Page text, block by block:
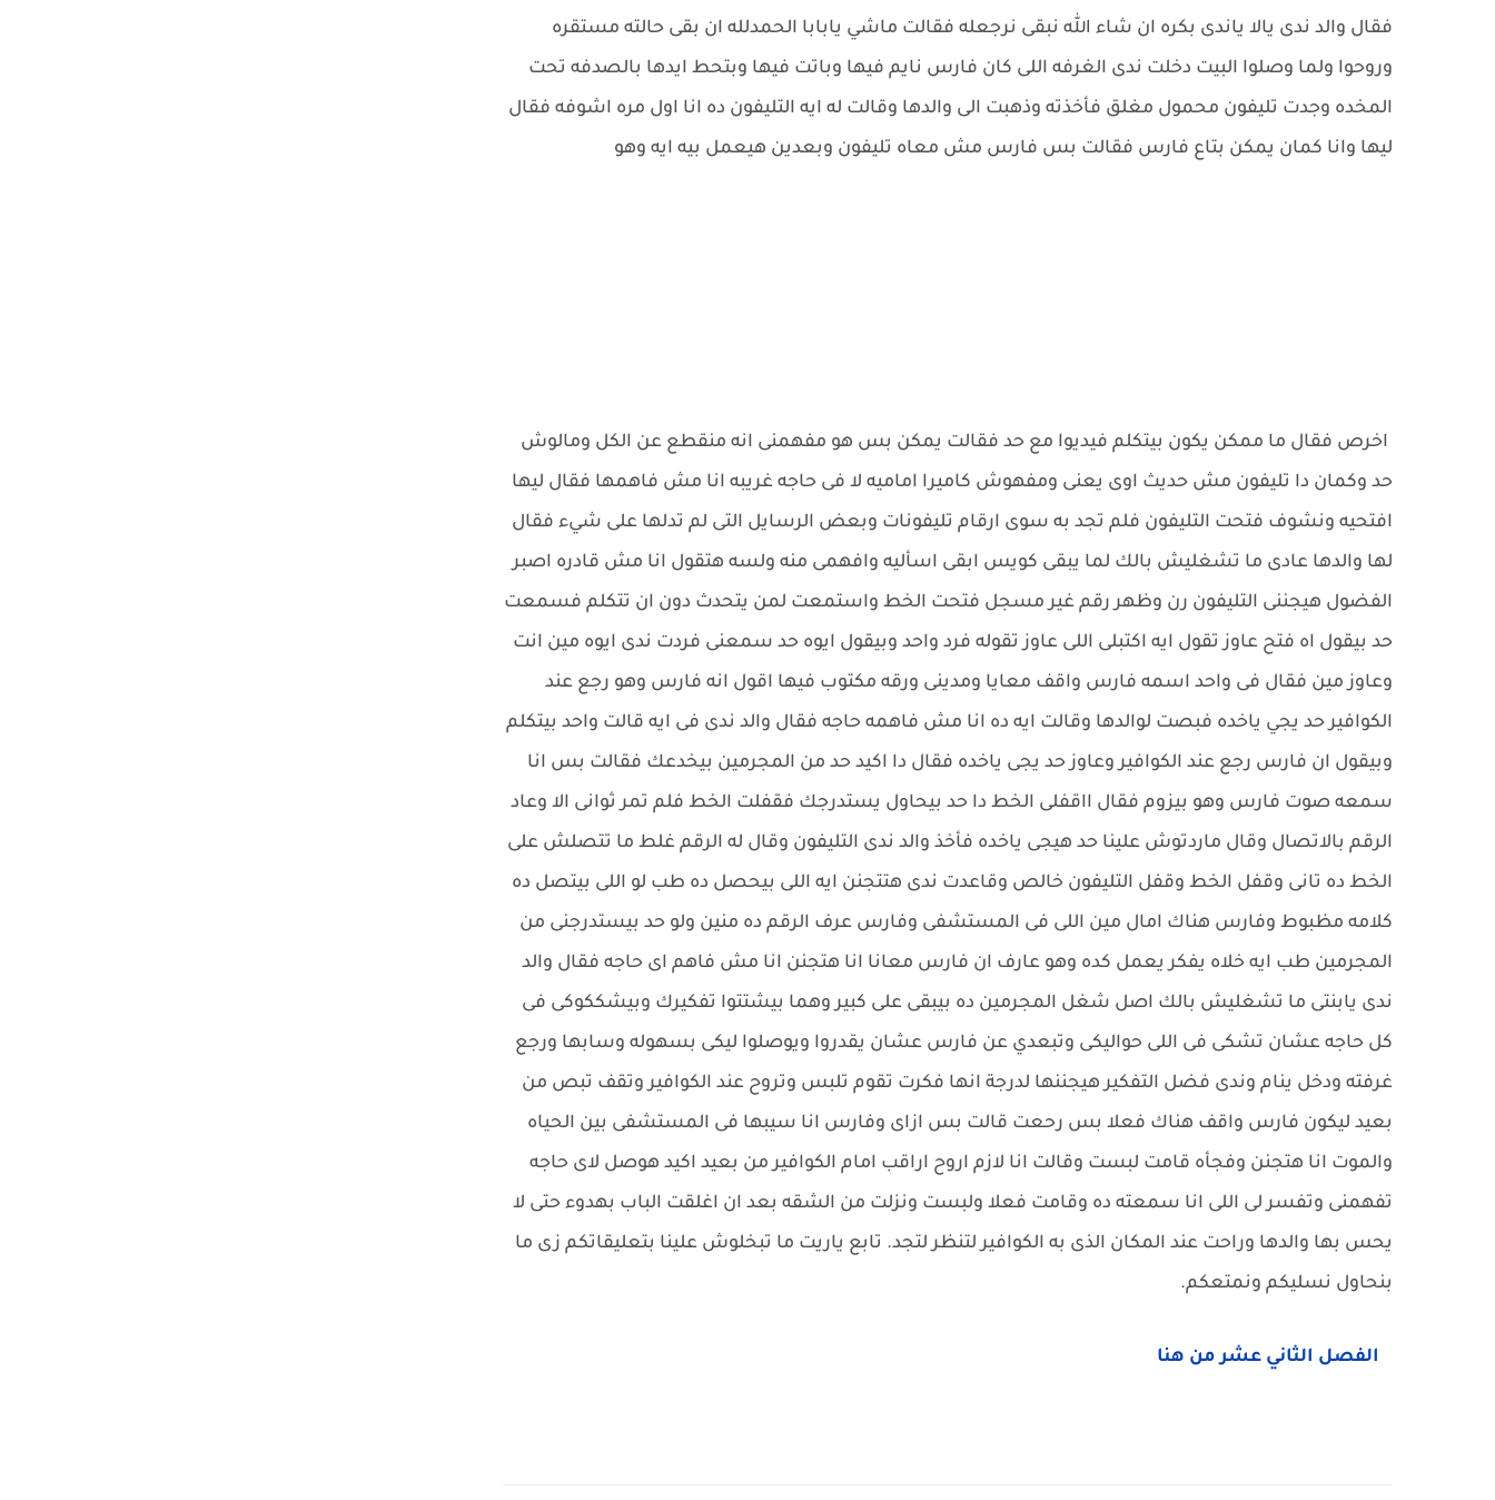
فقال والد ندى يالا ياندى بكره ان شاء الله نبقى نرجعله فقالت ماشي يابابا الحمدلله ان بقى حالته مستقره
وروحوا ولما وصلوا البيت دخلت ندى الغرفه اللى كان فارس نايم فيها وباتت فيها وبتحط ايدها بالصدفه تحت
المخده وجدت تليفون محمول مغلق فأخذته وذهبت الى والدها وقالت له ايه التليفون ده انا اول مره اشوفه فقال
ليها وانا كمان يمكن بتاع فارس فقالت بس فارس مش معاه تليفون وبعدين هيعمل بيه ايه وهو
اخرص فقال ما ممكن يكون بيتكلم فيديوا مع حد فقالت يمكن بس هو مفهمنى انه منقطع عن الكل ومالوش
حد وكمان دا تليفون مش حديث اوى يعنى ومفهوش كاميرا اماميه لا فى حاجه غريبه انا مش فاهمها فقال ليها
افتحيه ونشوف فتحت التليفون فلم تجد به سوى ارقام تليفونات وبعض الرسايل التى لم تدلها على شيء فقال
لها والدها عادى ما تشغليش بالك لما يبقى كويس ابقى اسأليه وافهمى منه ولسه هتقول انا مش قادره اصبر
الفضول هيجننى التليفون رن وظهر رقم غير مسجل فتحت الخط واستمعت لمن يتحدث دون ان تتكلم فسمعت
حد بيقول اه فتح عاوز تقول ايه اكتبلى اللى عاوز تقوله فرد واحد وبيقول ايوه حد سمعنى فردت ندى ايوه مين انت
وعاوز مين فقال فى واحد اسمه فارس واقف معايا ومدينى ورقه مكتوب فيها اقول انه فارس وهو رجع عند
الكوافير حد يجي ياخده فبصت لوالدها وقالت ايه ده انا مش فاهمه حاجه فقال والد ندى فى ايه قالت واحد بيتكلم
وبيقول ان فارس رجع عند الكوافير وعاوز حد يجى ياخده فقال دا اكيد حد من المجرمين بيخدعك فقالت بس انا
سمعه صوت فارس وهو بيزوم فقال ااقفلى الخط دا حد بيحاول يستدرجك فقفلت الخط فلم تمر ثوانى الا وعاد
الرقم بالاتصال وقال ماردتوش علينا حد هيجى ياخده فأخذ والد ندى التليفون وقال له الرقم غلط ما تتصلش على
الخط ده تانى وقفل الخط وقفل التليفون خالص وقاعدت ندى هتتجنن ايه اللى بيحصل ده طب لو اللى بيتصل ده
كلامه مظبوط وفارس هناك امال مين اللى فى المستشفى وفارس عرف الرقم ده منين ولو حد بيستدرجنى من
المجرمين طب ايه خلاه يفكر يعمل كده وهو عارف ان فارس معانا انا هتجنن انا مش فاهم اى حاجه فقال والد
ندى يابنتى ما تشغليش بالك اصل شغل المجرمين ده بيبقى على كبير وهما بيشتتوا تفكيرك وبيشككوكى فى
كل حاجه عشان تشكى فى اللى حواليكى وتبعدي عن فارس عشان يقدروا ويوصلوا ليكى بسهوله وسابها ورجع
غرفته ودخل ينام وندى فضل التفكير هيجننها لدرجة انها فكرت تقوم تلبس وتروح عند الكوافير وتقف تبص من
بعيد ليكون فارس واقف هناك فعلا بس رحعت قالت بس ازاى وفارس انا سيبها فى المستشفى بين الحياه
والموت انا هتجنن وفجأه قامت لبست وقالت انا لازم اروح اراقب امام الكوافير من بعيد اكيد هوصل لاى حاجه
تفهمنى وتفسر لى اللى انا سمعته ده وقامت فعلا ولبست ونزلت من الشقه بعد ان اغلقت الباب بهدوء حتى لا
يحس بها والدها وراحت عند المكان الذى به الكوافير لتنظر لتجد. تابع ياريت ما تبخلوش علينا بتعليقاتكم زى ما
بنحاول نسليكم ونمتعكم.
الفصل الثاني عشر من هنا